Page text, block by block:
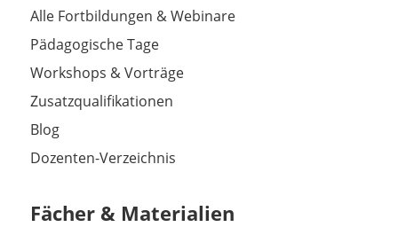
Alle Fortbildungen & Webinare
Pädagogische Tage
Workshops & Vorträge
Zusatzqualifikationen
Blog
Dozenten-Verzeichnis
Fächer & Materialien